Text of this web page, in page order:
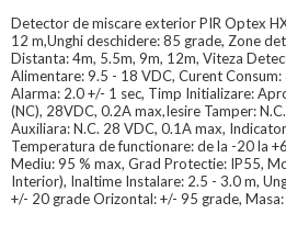
Detector de miscare exterior PIR Optex
12 m,Unghi deschidere: 85 grade, Zone
Distanta: 4m, 5.5m, 9m, 12m, Viteza
Alimentare: 9.5 - 18 VDC, Curent
Alarma: 2.0 +/- 1 sec, Timp Initializare:
(NC), 28VDC, 0.2A max,Iesire Tamper:
Auxiliara: N.C. 28 VDC, 0.1A max,
Temperatura de functionare: de la -20 la
Mediu: 95 % max, Grad Protectie: IP55,
Interior), Inaltime Instalare: 2.5 - 3.0 m,
+/- 20 grade Orizontal: +/- 95 grade,